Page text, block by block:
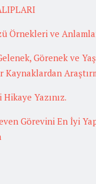
Örnekleri ve
Görenek ve
Kaynaklardan
Yazınız.
Görevini En İyi